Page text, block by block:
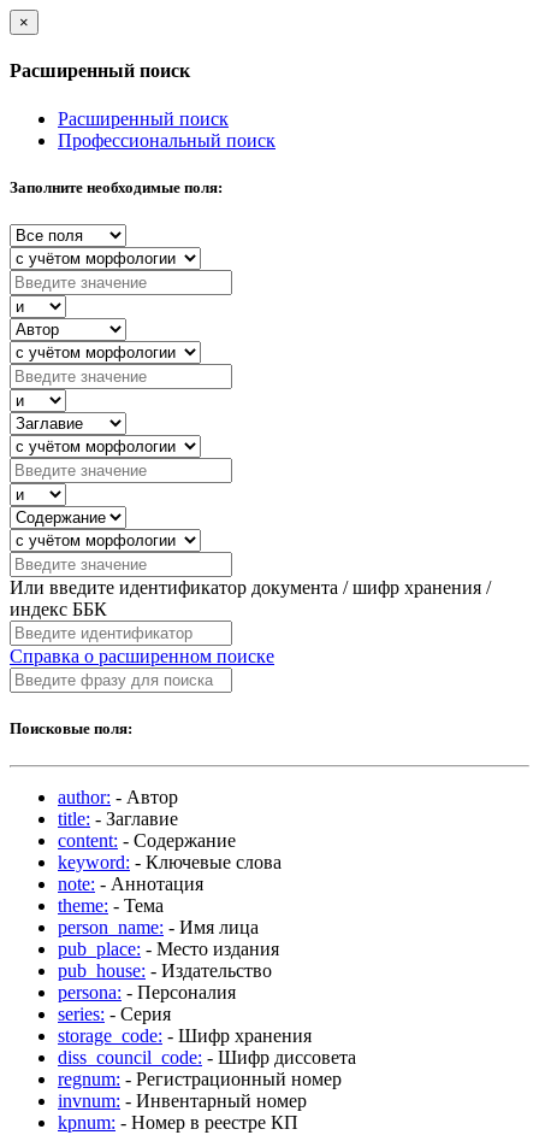
×
Расширенный поиск
Расширенный поиск
Профессиональный поиск
Заполните необходимые поля:
Или введите идентификатор документа / шифр хранения /
индекс ББК
Справка о расширенном поиске
Поисковые поля:
author: - Автор
title: - Заглавие
content: - Содержание
keyword: - Ключевые слова
note: - Аннотация
theme: - Тема
person_name: - Имя лица
pub_place: - Место издания
pub_house: - Издательство
persona: - Персоналия
series: - Серия
storage_code: - Шифр хранения
diss_council_code: - Шифр диссовета
regnum: - Регистрационный номер
invnum: - Инвентарный номер
kpnum: - Номер в реестре КП